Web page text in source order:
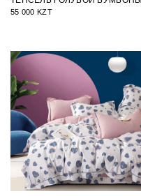
55 000 KZT